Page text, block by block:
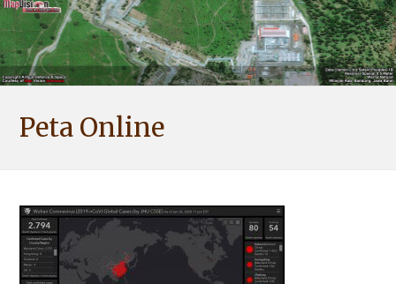
Peta Online